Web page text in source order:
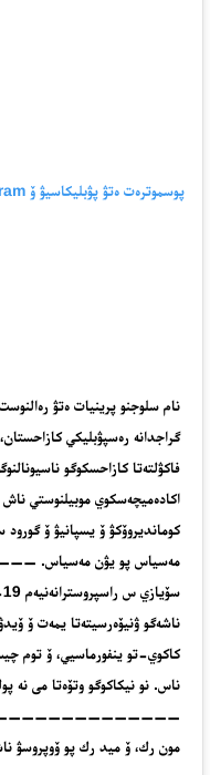
پوسموترەت ەتۋ پۋبليكاسيۋ ۆ Instagram
نام سلوجنو پرينيات ەتۋ
فاكۋلتەتا كازاحسكوگو
اكادەميچەسكوي موبيلنوستي ناش
كومانديروۆكۋ ۆ يسپانيۋ ۆ
مەسياس پو يۋن
ناشەگو ۋنيۆەرسيتەتا يمەت ۆ
كاكوي-تو ينفورماسيي، ۆ توم
ناس. نو نيكاكوگو وتۆەتا مى نە
مون رك، ۆ ميد رك پو ۆوپروسۋ